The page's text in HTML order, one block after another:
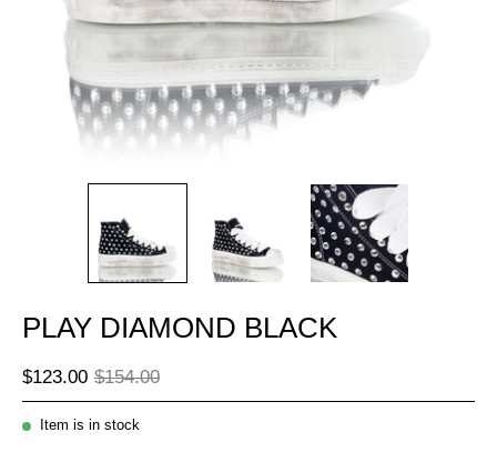
PLAY DIAMOND BLACK
$123.00 $154.00
Item is in stock